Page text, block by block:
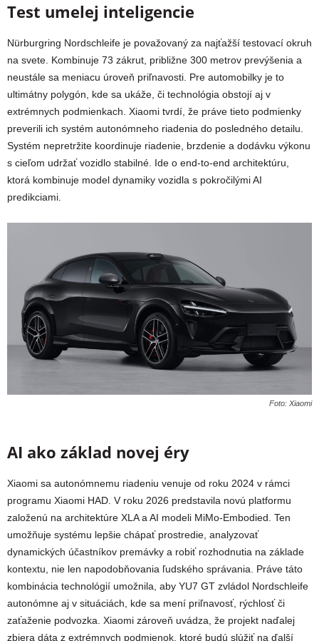
Test umelej inteligencie
Nürburgring Nordschleife je považovaný za najťažší testovací okruh
na svete. Kombinuje 73 zákrut, približne 300 metrov prevýšenia a
neustále sa meniacu úroveň priľnavosti. Pre automobilky je to
ultimátny polygón, kde sa ukáže, či technológia obstojí aj v
extrémnych podmienkach. Xiaomi tvrdí, že práve tieto podmienky
preverili ich systém autonómneho riadenia do posledného detailu.
Systém nepretržite koordinuje riadenie, brzdenie a dodávku výkonu
s cieľom udržať vozidlo stabilné. Ide o end‑to‑end architektúru,
ktorá kombinuje model dynamiky vozidla s pokročilými AI
predikciami.
Foto: Xiaomi
AI ako základ novej éry
Xiaomi sa autonómnemu riadeniu venuje od roku 2024 v rámci
programu Xiaomi HAD. V roku 2026 predstavila novú platformu
založenú na architektúre XLA a AI modeli MiMo‑Embodied. Ten
umožňuje systému lepšie chápať prostredie, analyzovať
dynamických účastníkov premávky a robiť rozhodnutia na základe
kontextu, nie len napodobňovania ľudského správania. Práve táto
kombinácia technológií umožnila, aby YU7 GT zvládol Nordschleife
autonómne aj v situáciách, kde sa mení priľnavosť, rýchlosť či
zaťaženie podvozka. Xiaomi zároveň uvádza, že projekt naďalej
zbiera dáta z extrémnych podmienok, ktoré budú slúžiť na ďalší